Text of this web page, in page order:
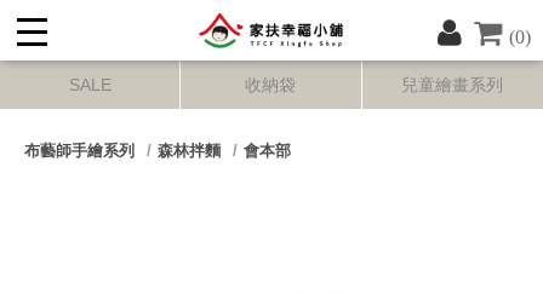
(0)
SALE 收納袋 兒童繪畫系列
布藝師手繪系列 森林拌麵 會本部